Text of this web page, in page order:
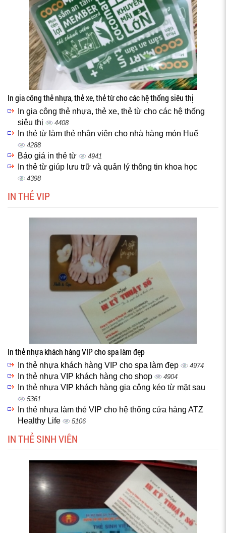
In gia công thẻ nhựa, thẻ xe, thẻ từ cho các hệ thống siêu thị
In gia công thẻ nhựa, thẻ xe, thẻ từ cho các hệ thống
siêu thị
4408
In thẻ từ làm thẻ nhân viên cho nhà hàng món Huế
4288
Báo giá in thẻ từ 4941
In thẻ từ giúp lưu trữ và quản lý thông tin khoa học
4398
IN THẺ VIP
In thẻ nhựa khách hàng VIP cho spa làm đẹp
In thẻ nhựa khách hàng VIP cho spa làm đẹp 4974
In thẻ nhựa VIP khách hàng cho shop 4904
In thẻ nhựa VIP khách hàng gia công kéo từ mặt sau
5361
In thẻ nhựa làm thẻ VIP cho hệ thống cửa hàng ATZ
Healthy Life
5106
IN THẺ SINH VIÊN